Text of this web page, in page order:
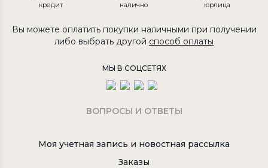
кредит налично юрлица
Вы можете оплатить покупки наличными при получении
либо выбрать другой способ оплаты
МЫ В СОЦСЕТЯХ
ВОПРОСЫ И ОТВЕТЫ
Моя учетная запись и новостная рассылка
Заказы